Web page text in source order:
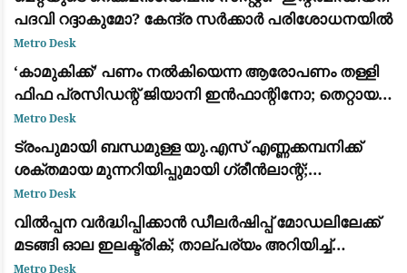
പദവി റദ്ദാകുമോ? കേന്ദ്ര സർക്കാർ പരിശോധനയിൽ
Metro Desk
​‘കാമുകിക്ക്’ പണം നൽകിയെന്ന ആരോപണം തള്ളി
ഫിഫ പ്രസിഡന്റ് ജിയാനി ഇൻഫാന്റിനോ; തെറ്റായ
പ്രചാരണമെന്ന് പ്രതികരണം
Metro Desk
ട്രംപുമായി ബന്ധമുള്ള യു.എസ് എണ്ണക്കമ്പനിക്ക്
ശക്തമായ മുന്നറിയിപ്പുമായി ഗ്രീൻലാന്റ്;
അനുമതിയില്ലാതെ ഡ്രില്ലിംഗ് ഉപകരണങ്ങൾ
എത്തിച്ചതിൽ അമർഷം
Metro Desk
വിൽപ്പന വർദ്ധിപ്പിക്കാൻ ഡീലർഷിപ്പ് മോഡലിലേക്ക്
മടങ്ങി ഓല ഇലക്ട്രിക്; താല്പര്യം അറിയിച്ച്
ആയിരത്തോളം പേർ
Metro Desk